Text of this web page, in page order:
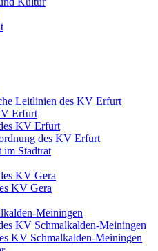
Leitlinien des KV Erfurt
Erfurt
KV Erfurt
des KV Erfurt
Stadtrat
KV Gera
KV Gera
Meiningen
KV Schmalkalden-Meiningen
KV Schmalkalden-Meiningen